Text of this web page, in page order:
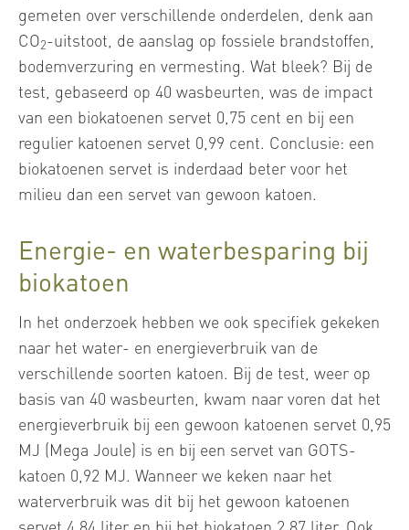
gemeten over verschillende onderdelen, denk aan
CO2-uitstoot, de aanslag op fossiele brandstoffen,
bodemverzuring en vermesting. Wat bleek? Bij de
test, gebaseerd op 40 wasbeurten, was de impact
van een biokatoenen servet 0,75 cent en bij een
regulier katoenen servet 0,99 cent. Conclusie: een
biokatoenen servet is inderdaad beter voor het
milieu dan een servet van gewoon katoen.
Energie- en waterbesparing bij
biokatoen
In het onderzoek hebben we ook specifiek gekeken
naar het water- en energieverbruik van de
verschillende soorten katoen. Bij de test, weer op
basis van 40 wasbeurten, kwam naar voren dat het
energieverbruik bij een gewoon katoenen servet 0,95
MJ (Mega Joule) is en bij een servet van GOTS-
katoen 0,92 MJ. Wanneer we keken naar het
waterverbruik was dit bij het gewoon katoenen